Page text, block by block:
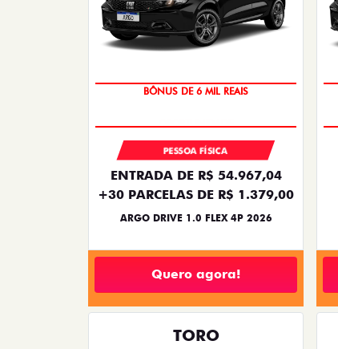
BÔNUS DE 6 MIL REAIS
PESSOA FÍSICA
ENTRADA DE R$ 54.967,04
+30 PARCELAS DE R$ 1.379,00
ARGO DRIVE 1.0 FLEX 4P 2026
Quero agora!
TORO